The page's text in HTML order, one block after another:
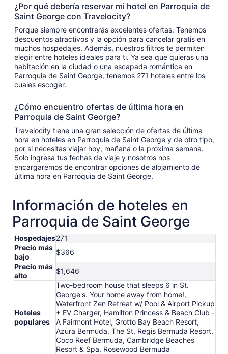
¿Por qué debería reservar mi hotel en Parroquia de
Saint George con Travelocity?
Porque siempre encontrarás excelentes ofertas. Tenemos
descuentos atractivos y la opción para cancelar gratis en
muchos hospedajes. Además, nuestros filtros te permiten
elegir entre hoteles ideales para ti. Ya sea que quieras una
habitación en la ciudad o una escapada romántica en
Parroquia de Saint George, tenemos 271 hoteles entre los
cuales escoger.
¿Cómo encuentro ofertas de última hora en
Parroquia de Saint George?
Travelocity tiene una gran selección de ofertas de última
hora en hoteles en Parroquia de Saint George y de otro tipo,
por si necesitas viajar hoy, mañana o la próxima semana.
Solo ingresa tus fechas de viaje y nosotros nos
encargaremos de encontrar opciones de alojamiento de
última hora en Parroquia de Saint George.
Información de hoteles en
Parroquia de Saint George
Hospedajes271
Precio más
bajo
$366
Precio más
alto
$1,646
Hoteles
populares
Two-bedroom house that sleeps 6 in St.
George's. Your home away from home!,
Waterfront Zen Retreat w/ Pool & Airport Pickup
+ EV Charger, Hamilton Princess & Beach Club -
A Fairmont Hotel, Grotto Bay Beach Resort,
Azura Bermuda, The St. Regis Bermuda Resort,
Coco Reef Bermuda, Cambridge Beaches
Resort & Spa, Rosewood Bermuda